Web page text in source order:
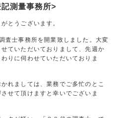
測量事務所>
とうございます。
査士事務所を開業致しました。大変
ていただいておりまして、先週か
りに伺わせていただいておりま
れましては、業務でご多忙のとこ
せて頂けますと幸いでございま